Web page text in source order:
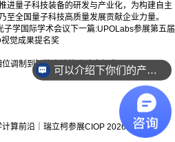
进量子科技装备的研发与产业化，为构建自主
至全国量子科技高质量发展贡献企业力量。
子学国际学术会议 下一篇:UPOLabs参展第五届
觉成果提名奖
调制到智能光计算｜瑞立柯参展AIIP...
计算前沿｜瑞立柯参展CIOP 2026
可以介绍下你们的产品么？